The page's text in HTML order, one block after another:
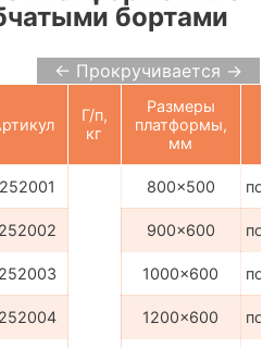
бортами
← Прокручивается →
Г/п,
кг
Размеры
платформы,
мм
800x500 по
900x600 по
1000x600 по
1200x600 по